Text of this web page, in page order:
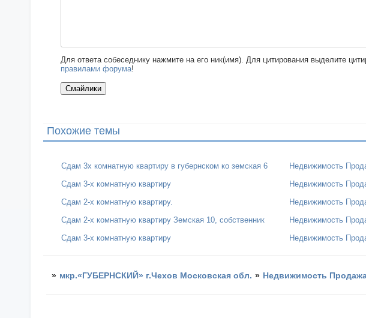
Для ответа собеседнику нажмите на его ник(имя). Для цитирования выделите
правилами форума!
Похожие темы
Сдам 3х комнатную квартиру в губернском ко земская 6 Недвижимость
Сдам 3-х комнатную квартиру
Недвижимость
Сдам 2-х комнатную квартиру.
Недвижимость
Сдам 2-х комнатную квартиру Земская 10, собственник
Недвижимость
Сдам 3-х комнатную квартиру
Недвижимость
» мкр.«ГУБЕРНСКИЙ» г.Чехов Московская обл. » Недвижимость